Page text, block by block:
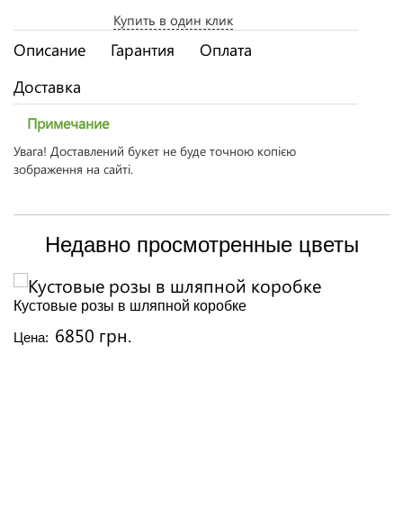
Купить в один клик
Описание Гарантия
Оплата
Доставка
Примечание
Увага! Доставлений букет не буде точною копією
зображення на сайті.
Недавно просмотренные цветы
Кустовые розы в шляпной коробке
Цена: 6850 грн.